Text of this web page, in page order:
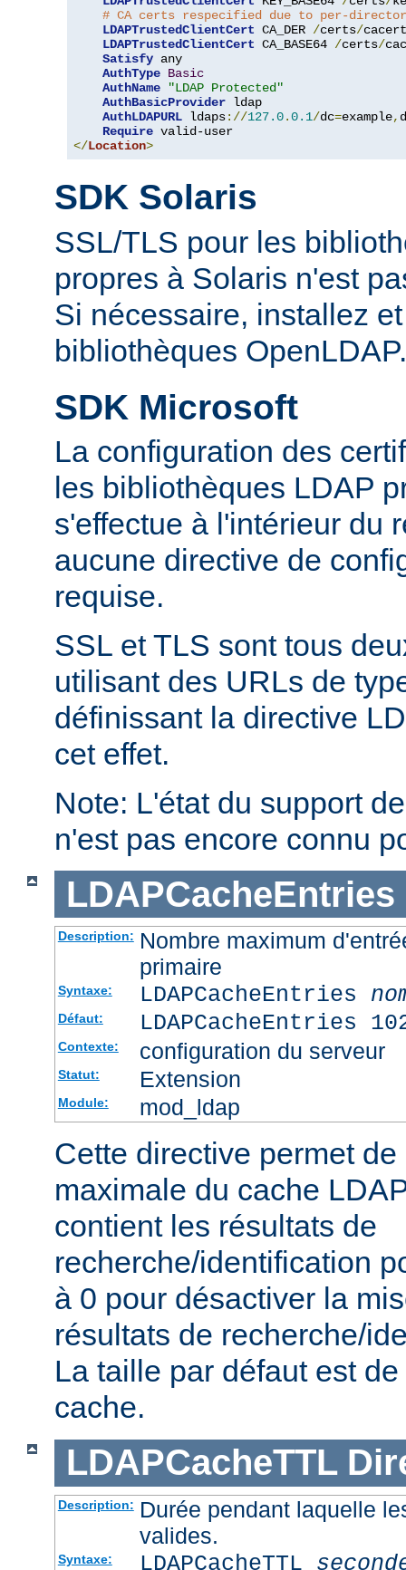
# CA certs respecified due to per-
LDAPTrustedClientCert CA_DER /certs/
LDAPTrustedClientCert CA_BASE64 /certs/
Satisfy any
AuthType Basic
AuthName
"LDAP Protected"
AuthBasicProvider ldap
AuthLDAPURL ldaps://127.0.0.1/dc=example,
Require
</Location>
SDK Solaris
SSL/TLS pour les
propres à Solaris n'est
Si nécessaire, installez
bibliothèques OpenLDAP.
SDK Microsoft
La configuration des
les bibliothèques LDAP
s'effectue à l'intérieur du
aucune directive de
requise.
SSL et TLS sont tous
utilisant des URLs de
définissant la directive
cet effet.
Note: L'état du support
n'est pas encore connu
LDAPCacheEntries
Description: Nombre maximum
primaire
Syntaxe: LDAPCacheEntries
Défaut: LDAPCacheEntries
Contexte: configuration du serveur
Statut: Extension
Module: mod_ldap
Cette directive permet
maximale du cache
contient les résultats de
recherche/identification
à 0 pour désactiver la
résultats de recherche/
La taille par défaut est
cache.
LDAPCacheTTL
Description: Durée pendant laquelle
valides.
Syntaxe: LDAPCacheTTL